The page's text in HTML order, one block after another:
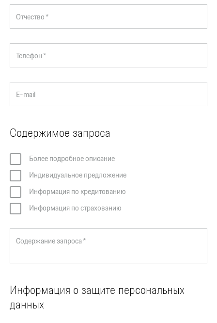
Отчество *
Телефон *
E-mail
Содержимое запроса
Более подробное описание
Индивидуальное предложение
Информация по кредитованию
Информация по страхованию
Содержание запроса *
Информация о защите персональных
данных